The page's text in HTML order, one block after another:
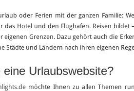
oder Ferien mit der ganzen Familie:
das Hotel und den Flughafen. Reisen bildet
eigenen Grenzen. Dazu gehört auch die
Städte und Ländern nach ihren eigenen
Urlaubswebsite?
möchte Ihnen zu allen Themen